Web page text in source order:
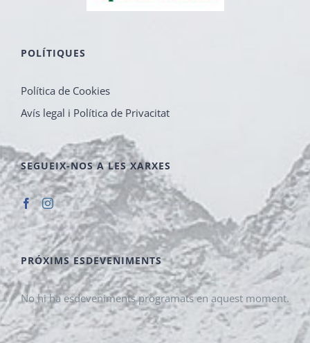
POLÍTIQUES
Política de Cookies
Avís legal i Política de Privacitat
SEGUEIX-NOS A LES XARXES
PRÓXIMS ESDEVENIMENTS
No hi ha esdeveniments programats en aquest moment.